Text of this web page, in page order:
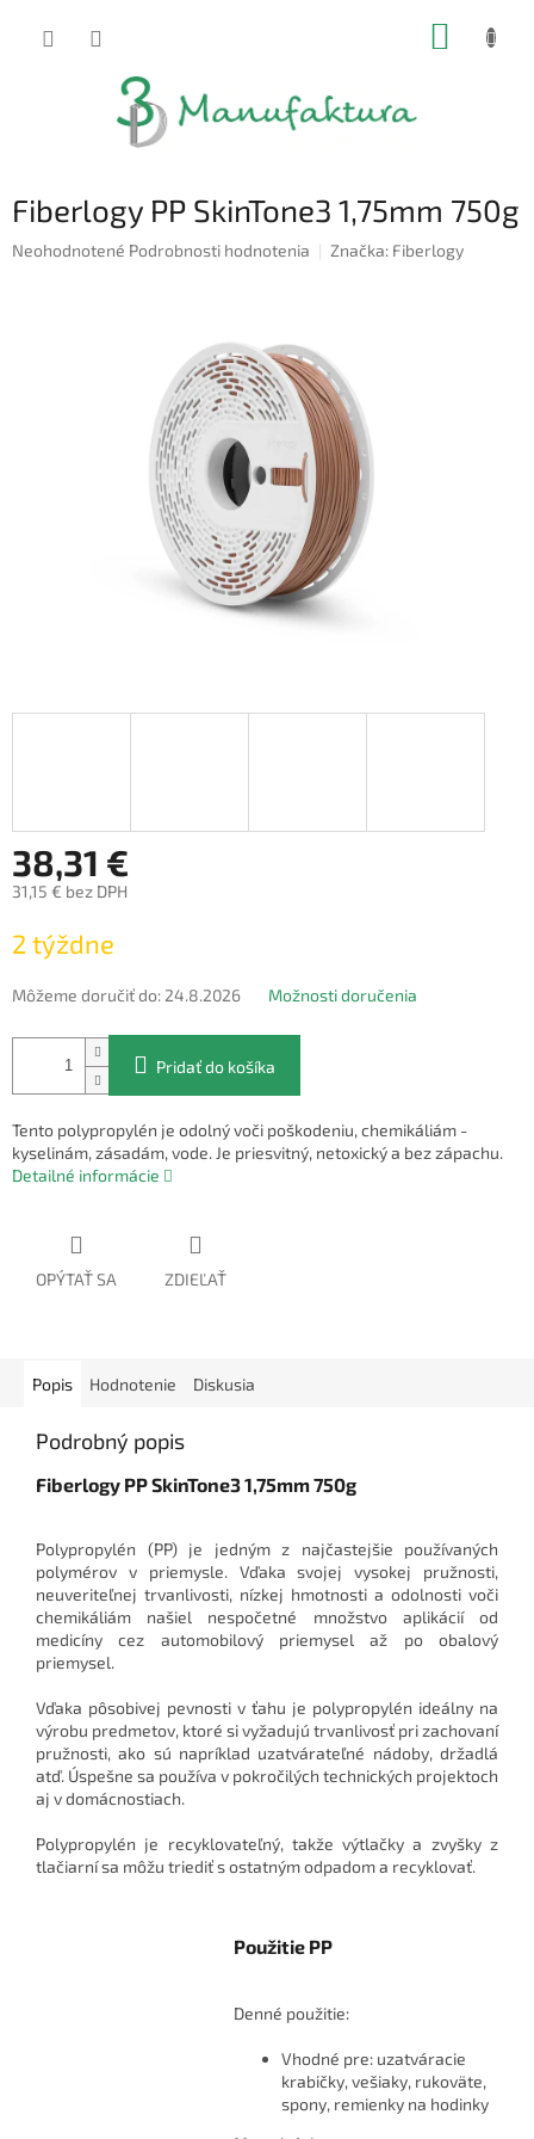
Fiberlogy PP SkinTone3 1,75mm 750g
Priemerné
Neohodnotené Podrobnosti hodnotenia Značka: Fiberlogy
38,31 €
31,15 € bez DPH
cena:
2 týždne
Môžeme doručiť do:24.8.2026 Možnosti doručenia
Pridať do košíka
Tento polypropylén je odolný voči poškodeniu, chemikáliám -
kyselinám, zásadám, vode. Je priesvitný, netoxický a bez zápachu.
Detailné informácie
OPÝTAŤ SA ZDIEĽAŤ
Popis Hodnotenie Diskusia
Podrobný popis
Fiberlogy PP SkinTone3 1,75mm 750g
Polypropylén (PP) je jedným z najčastejšie používaných
polymérov v priemysle. Vďaka svojej vysokej pružnosti,
neuveriteľnej trvanlivosti, nízkej hmotnosti a odolnosti voči
chemikáliám našiel nespočetné množstvo aplikácií od
medicíny cez automobilový priemysel až po obalový
priemysel.
Vďaka pôsobivej pevnosti v ťahu je polypropylén ideálny na
výrobu predmetov, ktoré si vyžadujú trvanlivosť pri zachovaní
pružnosti, ako sú napríklad uzatvárateľné nádoby, držadlá
atď. Úspešne sa používa v pokročilých technických projektoch
aj v domácnostiach.
Polypropylén je recyklovateľný, takže výtlačky a zvyšky z
tlačiarní sa môžu triediť s ostatným odpadom a recyklovať.
Použitie PP
Denné použitie:
Vhodné pre: uzatváracie
krabičky, vešiaky, rukoväte,
spony, remienky na hodinky